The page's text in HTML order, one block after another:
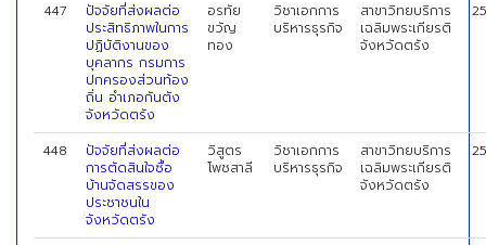
447
ปัจจัยที่ส่งผลต่อ
ประสิทธิภาพในการ
ปฏิบัติงานของ
บุคลากร กรมการ
ปกครองส่วนท้อง
ถิ่น อำเภอกันตัง
จังหวัดตรัง
อรทัย
ขวัญ
ทอง
วิชาเอกการ
บริหารธุรกิจ
สาขาวิทยบริการ
เฉลิมพระเกียรติ
จังหวัดตรัง
448
ปัจจัยที่ส่งผลต่อ
การตัดสินใจซื้อ
บ้านจัดสรรของ
ประชาชนใน
จังหวัดตรัง
วิสูตร
โพชสาลี
วิชาเอกการ
บริหารธุรกิจ
สาขาวิทยบริการ
เฉลิมพระเกียรติ
จังหวัดตรัง